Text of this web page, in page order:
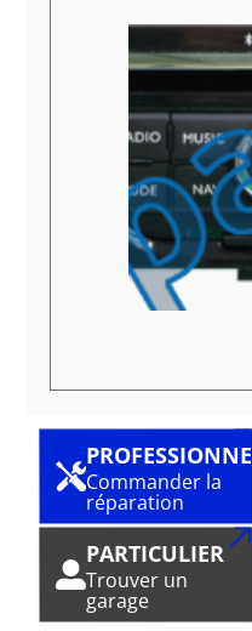
PROFESSIONNEL
Commander la
réparation
PARTICULIER
Trouver un
garage